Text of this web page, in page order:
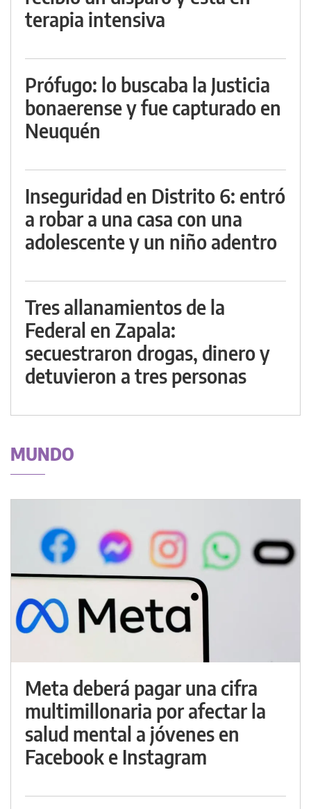
terapia intensiva
Prófugo: lo buscaba la Justicia
bonaerense y fue capturado en
Neuquén
Inseguridad en Distrito 6: entró
a robar a una casa con una
adolescente y un niño adentro
Tres allanamientos de la
Federal en Zapala:
secuestraron drogas, dinero y
detuvieron a tres personas
MUNDO
Meta deberá pagar una cifra
multimillonaria por afectar la
salud mental a jóvenes en
Facebook e Instagram